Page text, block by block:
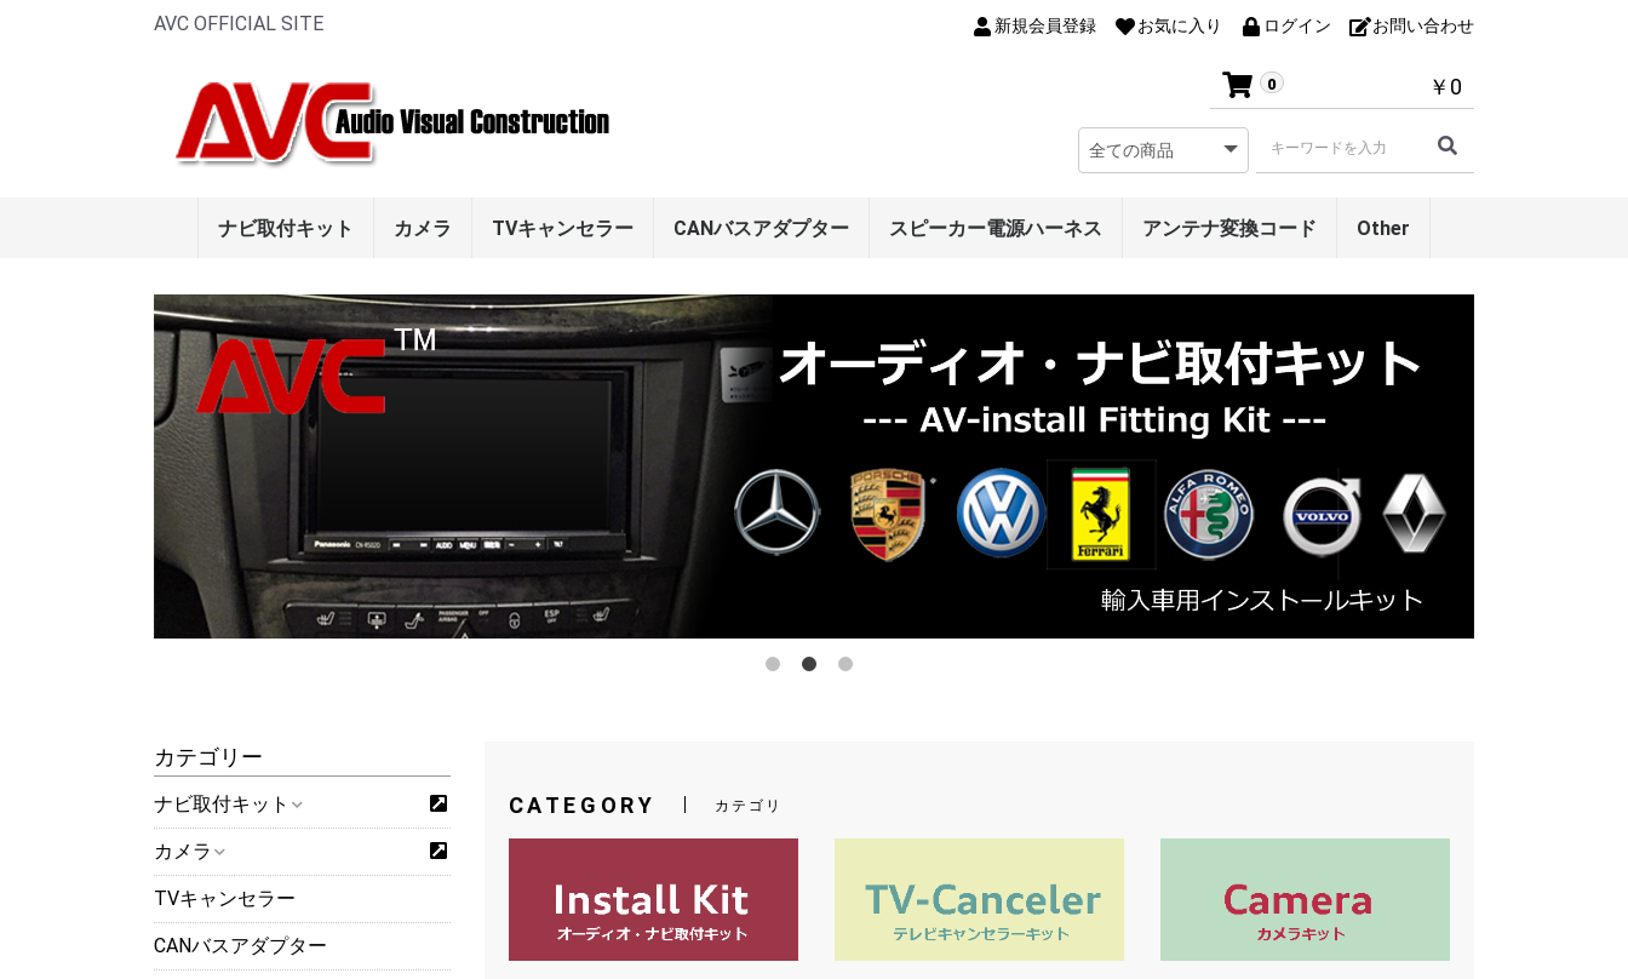
AVC OFFICIAL SITE 新規会員登録 お気に入り ログイン お問い合わせ
0 ￥0
ナビ取付キット
メルセデス・ベンツ smart（スマート）
Aクラス
Bクラス
Cクラス
Eクラス
CLSクラス
CLKクラス
SLKクラス
Gクラス
Mクラス
Rクラス
Vクラス
SLクラス
PORSCHE マカン(95B)
パナメーラ(970)
カイエン(955/958)
ケイマン(987/981)
ボクスター
(986/987/981)
911(996/997/991)
フェラーリ
ボルボ
アルファ ロメオ
VW
ルノー
アウディ
カメラ
フロントビューカメラ
サイドビューカメラ
リアビューカメラ
TVキャンセラー CANバスアダプター スピーカー電源ハーネス アンテナ変換コード Other
ベンツ専用リアモニタ
Gクラス専用レーダー
リアエンターテイメン
サウンドシステム・レ
アンテナケース
ルームミラーモニター
オンダッシュモニター
カテゴリー
ナビ取付キット
カメラ
TVキャンセラー
CANバスアダプター
CATEGORY カテゴリ